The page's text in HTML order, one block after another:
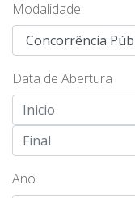
Modalidade
Data de Abertura
Ano